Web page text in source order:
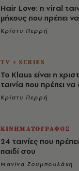
Hair Love: η viral
μήκους που πρέπει
Κρίστυ Περρή
TV + SERIES
To Klaus είναι η
ταινία που πρέπει να
Κρίστυ Περρή
ΚΙΝΗΜΑΤΟΓΡΑΦΟΣ
24 ταινίες που
παιδί σου
Μανίνα Ζουμπουλάκη